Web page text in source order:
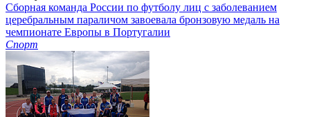
Сборная команда России по футболу лиц с заболеванием
церебральным параличом завоевала бронзовую медаль на
чемпионате Европы в Португалии
Спорт